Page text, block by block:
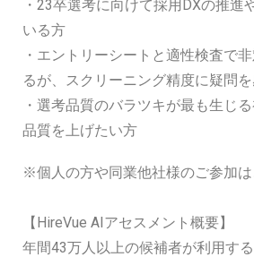
・23卒選考に向けて採用DXの推進
いる方
・エントリーシートと適性検査で
るが、スクリーニング精度に疑問
・選考品質のバラツキが最も生じ
品質を上げたい方
※個人の方や同業他社様のご参加は
【HireVue AIアセスメント概要】
年間43万人以上の候補者が利用す